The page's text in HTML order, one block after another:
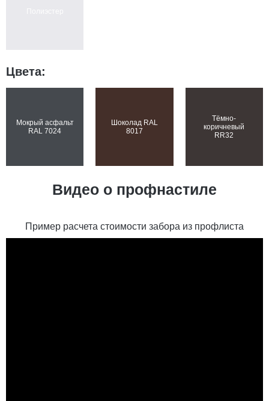
Цвета:
Мокрый асфальт
RAL 7024
Шоколад RAL
8017
Тёмно-
коричневый
RR32
Видео о профнастиле
Пример расчета стоимости забора из профлиста